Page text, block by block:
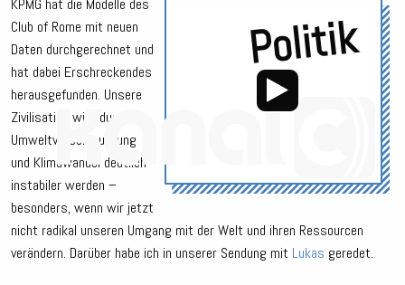
Politik
Audio-
KPMG hat die Modelle des
Club of Rome mit neuen
Daten durchgerechnet und
hat dabei Erschreckendes
herausgefunden. Unsere
Zivilisation wird durch
Umweltverschmutzung
und Klimawandel deutlich
instabiler werden –
besonders, wenn wir jetzt
nicht radikal unseren Umgang mit der Welt und ihren Ressourcen
verändern. Darüber habe ich in unserer Sendung mit Lukas geredet.